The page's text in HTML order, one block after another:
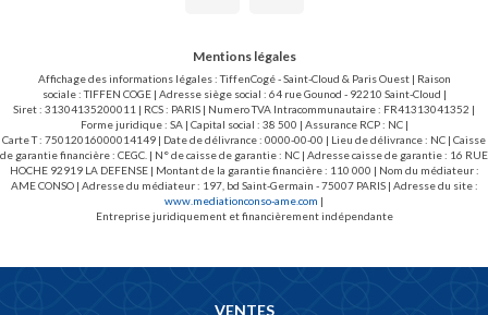
Mentions légales
Affichage des informations légales : TiffenCogé - Saint-Cloud & Paris Ouest | Raison
sociale : TIFFEN COGE | Adresse siège social : 64 rue Gounod - 92210 Saint-Cloud |
Siret : 31304135200011 | RCS : PARIS | Numero TVA Intracommunautaire : FR41313041352 |
Forme juridique : SA | Capital social : 38 500 | Assurance RCP : NC |
Carte T : 75012016000014149 | Date de délivrance : 0000-00-00 | Lieu de délivrance : NC | Caisse
de garantie financière : CEGC. | N° de caisse de garantie : NC | Adresse caisse de garantie : 16 RUE
HOCHE 92919 LA DEFENSE | Montant de la garantie financière : 110 000 | Nom du médiateur :
AME CONSO | Adresse du médiateur : 197, bd Saint-Germain - 75007 PARIS | Adresse du site :
www.mediationconso-ame.com |
Entreprise juridiquement et financièrement indépendante
VENTES